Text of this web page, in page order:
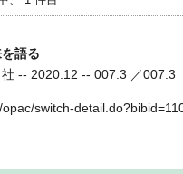
語る
-- 2020.12 -- 007.3 ／007.3
switch-